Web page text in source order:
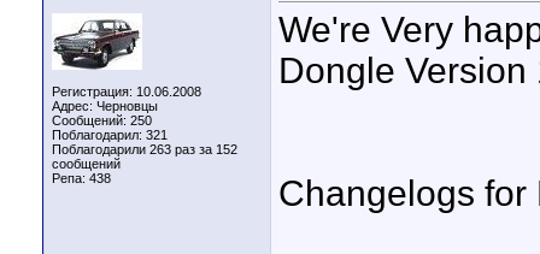
Регистрация: 10.06.2008
Адрес: Черновцы
Сообщений: 250
Поблагодарил: 321
Поблагодарили 263 раз за 152
сообщений
Репа: 438
We're Very
Dongle Version
Changelogs for